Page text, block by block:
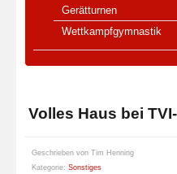
Gerätturnen
Wettkampfgymnastik
Volles Haus bei
Geschrieben von Tim Henning
Kategorie: Sonstiges